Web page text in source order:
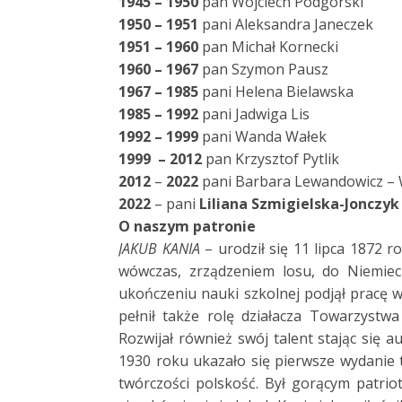
1950 – 1951 pani Aleksandra Janeczek
1951 – 1960 pan Michał Kornecki
1960 – 1967 pan Szymon Pausz
1967 – 1985 pani Helena Bielawska
1985 – 1992 pani Jadwiga Lis
1992 – 1999 pani Wanda Wałek
1999 – 2012 pan Krzysztof Pytlik
2012 – 2022 pani Barbara Lewandowicz –
2022 – pani Liliana Szmigielska-Jonczyk
O naszym patronie
JAKUB KANIA – urodził się 11 lipca 1872
wówczas, zrządzeniem losu, do
ukończeniu nauki szkolnej podjął pracę
pełnił także rolę działacza
Rozwijał również swój talent stając się
1930 roku ukazało się pierwsze wydanie
twórczości polskość. Był gorącym